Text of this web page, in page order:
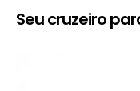
Seu cruzeiro